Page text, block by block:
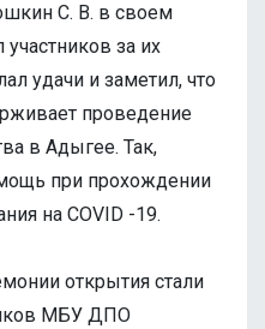
С. В. в своем
за их
удачи и заметил, что
проведение
в Адыгее. Так,
при прохождении
на COVID -19.
открытия стали
МБУ ДПО